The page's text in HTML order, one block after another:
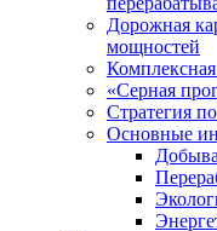
Дорожная
мощностей
«Серная
Стратегия
Основные